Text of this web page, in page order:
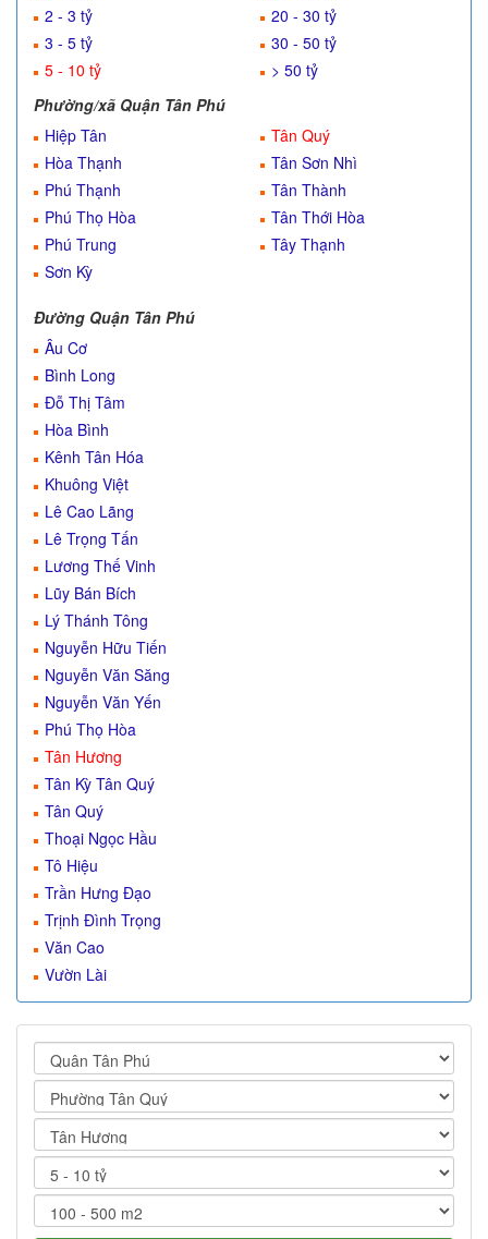
2 - 3 tỷ
3 - 5 tỷ
5 - 10 tỷ
20 - 30 tỷ
30 - 50 tỷ
> 50 tỷ
Phường/xã Quận Tân Phú
Hiệp Tân
Hòa Thạnh
Phú Thạnh
Phú Thọ Hòa
Phú Trung
Sơn Kỳ
Tân Quý
Tân Sơn Nhì
Tân Thành
Tân Thới Hòa
Tây Thạnh
Đường Quận Tân Phú
Âu Cơ
Bình Long
Đỗ Thị Tâm
Hòa Bình
Kênh Tân Hóa
Khuông Việt
Lê Cao Lãng
Lê Trọng Tấn
Lương Thế Vinh
Lũy Bán Bích
Lý Thánh Tông
Nguyễn Hữu Tiến
Nguyễn Văn Săng
Nguyễn Văn Yến
Phú Thọ Hòa
Tân Hương
Tân Kỳ Tân Quý
Tân Quý
Thoại Ngọc Hầu
Tô Hiệu
Trần Hưng Đạo
Trịnh Đình Trọng
Văn Cao
Vườn Lài